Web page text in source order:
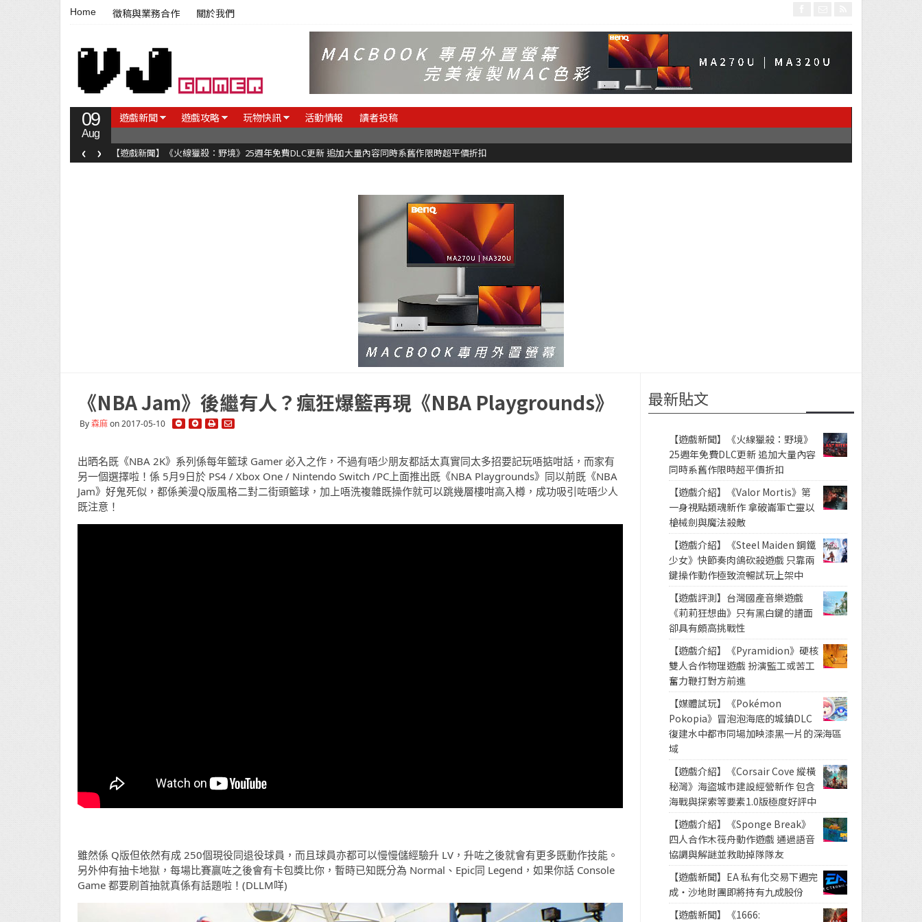
Home 徵稿與業務合作 關於我們
09
Aug
遊戲新聞 遊戲攻略 玩物快訊 活動情報 讀者投稿
【遊戲新聞】《火線獵殺：野境》25週年免費DLC更新 追加大量內容同時系舊作限時超平價折扣
‹ ›
《NBA Jam》後繼有人？瘋狂爆籃再現《NBA Playgrounds》
By森麻on 2017-05-10
出晒名既《NBA 2K》系列係每年籃球 Gamer 必入之作，不過有唔少朋友都話太真實同太多招要記玩唔掂咁話，而家有
另一個選擇啦！係 5月9日於 PS4 / Xbox One / Nintendo Switch /PC上面推出既《NBA Playgrounds》同以前既《NBA
Jam》好鬼死似，都係美漫Q版風格二對二街頭籃球，加上唔洗複雜既操作就可以跳幾層樓咁高入樽，成功吸引咗唔少人
既注意！
雖然係 Q版但依然有成 250個現役同退役球員，而且球員亦都可以慢慢儲經驗升 LV，升咗之後就會有更多既動作技能。
另外仲有抽卡地獄，每場比賽贏咗之後會有卡包獎比你，暫時已知既分為 Normal、Epic同 Legend，如果你話 Console
Game 都要刷首抽就真係有話題啦！(DLLM咩)
最新貼文
【遊戲新聞】《火線獵殺：野境》
25週年免費DLC更新 追加大量內容
同時系舊作限時超平價折扣
【遊戲介紹】《Valor Mortis》第
一身視點類魂新作 拿破崙軍亡靈以
槍械劍與魔法殺敵
【遊戲介紹】《Steel Maiden 鋼鐵
少女》快節奏肉鴿砍殺遊戲 只靠兩
鍵操作動作極致流暢試玩上架中
【遊戲評測】台灣國產音樂遊戲
《莉莉狂想曲》只有黑白鍵的譜面
卻具有頗高挑戰性
【遊戲介紹】《Pyramidion》硬核
雙人合作物理遊戲 扮演監工或苦工
奮力鞭打對方前進
【媒體試玩】《Pokémon
Pokopia》冒泡泡海底的城鎮DLC
復建水中都市同場加映漆黑一片的深海區
域
【遊戲介紹】《Corsair Cove 縱橫
秘灣》海盜城市建設經營新作 包含
海戰與探索等要素1.0版極度好評中
【遊戲介紹】《Sponge Break》
四人合作木筏舟動作遊戲 通過語音
協調與解謎並救助掉隊隊友
【遊戲新聞】EA 私有化交易下週完
成・沙地財團即將持有九成股份
【遊戲新聞】《1666: